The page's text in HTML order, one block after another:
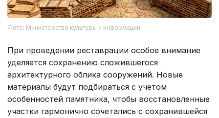
Фото: Министерство культуры и информации
При проведении реставрации особое внимание
уделяется сохранению сложившегося
архитектурного облика сооружений. Новые
материалы будут подбираться с учетом
особенностей памятника, чтобы восстановленные
участки гармонично сочетались с сохранившейся